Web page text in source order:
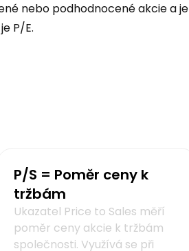
nebo podhodnocené akcie a je
P/E.
P/S = Poměr ceny k
tržbám
Ukazatel Price to Sales měří
poměr ceny akcie k tržbám
společnosti. Využívá se při